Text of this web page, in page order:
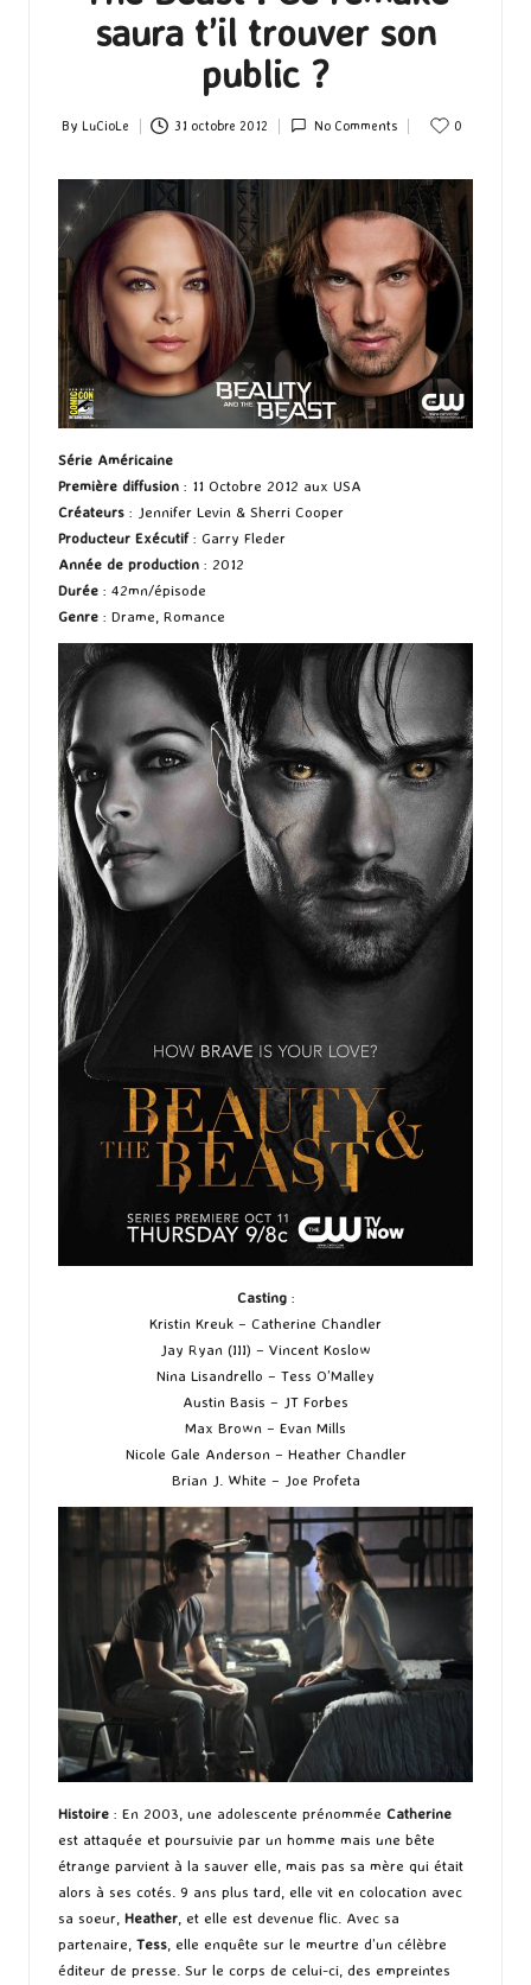
saura t’il trouver son
public ?
Posted
By LuCioLe 31 octobre 2012 No Comments 0
Série Américaine
Première diffusion : 11 Octobre 2012 aux USA
Créateurs : Jennifer Levin & Sherri Cooper
Producteur Exécutif: Garry Fleder
Année de production : 2012
Durée : 42mn/épisode
Genre : Drame, Romance
Casting:
Kristin Kreuk – Catherine Chandler
Jay Ryan (III) – Vincent Koslow
Nina Lisandrello – Tess O’Malley
Austin Basis – JT Forbes
Max Brown – Evan Mills
Nicole Gale Anderson – Heather Chandler
Brian J. White – Joe Profeta
Histoire : En 2003, une adolescente prénommée Catherine
est attaquée et poursuivie par un homme mais une bête
étrange parvient à la sauver elle, mais pas sa mère qui était
alors à ses cotés. 9 ans plus tard, elle vit en colocation avec
sa soeur, Heather, et elle est devenue flic. Avec sa
partenaire, Tess, elle enquête sur le meurtre d’un célèbre
éditeur de presse. Sur le corps de celui-ci, des empreintes